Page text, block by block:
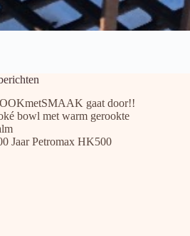
gaat door!!
bowl met warm gerookte
Jaar Petromax HK500